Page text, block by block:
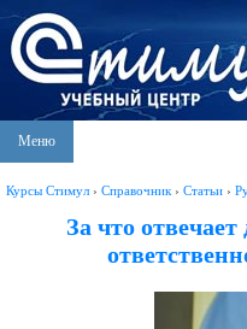
Меню
Курсы Стимул › Справочник › Статьи ›
За что